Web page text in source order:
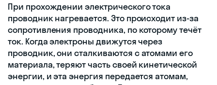
При прохождении электрического тока
проводник нагревается. Это происходит из-за
сопротивления проводника, по которому течёт
ток. Когда электроны движутся через
проводник, они сталкиваются с атомами его
материала, теряют часть своей кинетической
энергии, и эта энергия передается атомам,